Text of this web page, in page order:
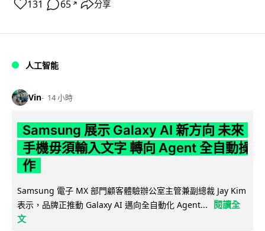
131 65 ↗ 分享
人工智能
Vin 14 小時
Samsung 展示 Galaxy AI 新方向 未來
手機毋須輸入文字 轉向 Agent 全自動操
作
Samsung 電子 MX 部門顧客體驗辦公室主管兼副總裁 Jay Kim
表示，品牌正推動 Galaxy AI 邁向全自動化 Agent...
閱讀全
文